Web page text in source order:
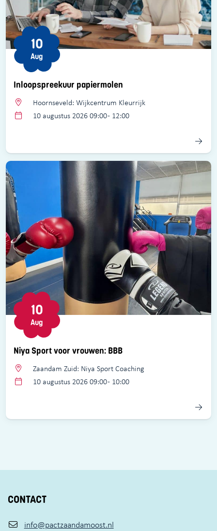
Inloopspreekuur papiermolen
10
Aug
Hoornseveld: Wijkcentrum Kleurrijk
10 augustus 2026 09:00 - 12:00
Niya Sport voor vrouwen: BBB
10
Aug
Zaandam Zuid: Niya Sport Coaching
10 augustus 2026 09:00 - 10:00
CONTACT
info@pactzaandamoost.nl